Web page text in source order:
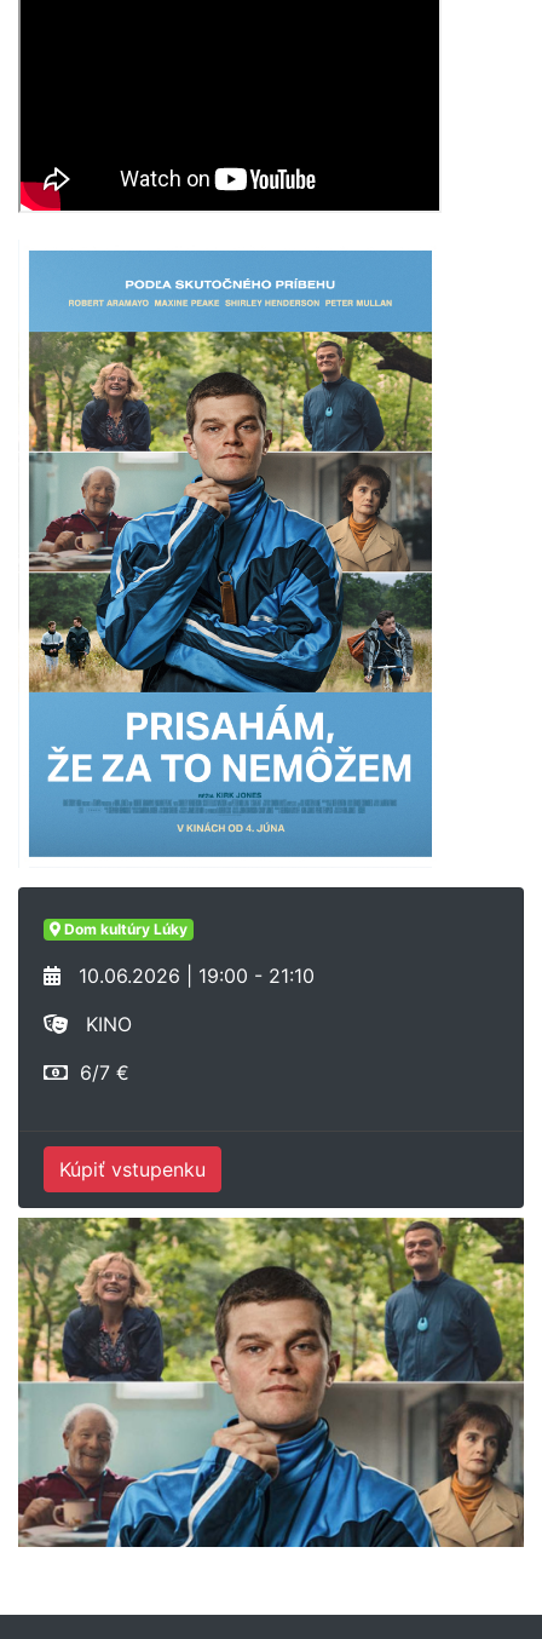
Dom kultúry Lúky
10.06.2026 | 19:00 - 21:10
KINO
6/7 €
Kúpiť vstupenku